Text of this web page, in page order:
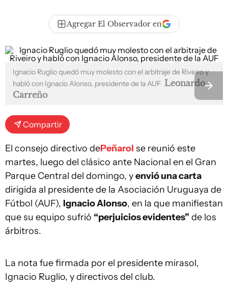
Agregar El Observador en
Ignacio Ruglio quedó muy molesto con el arbitraje de Riveiro y
habló con Ignacio Alonso, presidente de la AUF Leonardo
Carreño
Compartir
El consejo directivo dePeñarol se reunió este
martes, luego del clásico ante Nacional en el Gran
Parque Central del domingo, yenvió una carta
dirigida al presidente de la Asociación Uruguaya de
Fútbol (AUF), Ignacio Alonso, en la que manifiestan
que su equipo sufrió “perjuicios evidentes” de los
árbitros.
La nota fue firmada por el presidente mirasol,
Ignacio Ruglio, y directivos del club.